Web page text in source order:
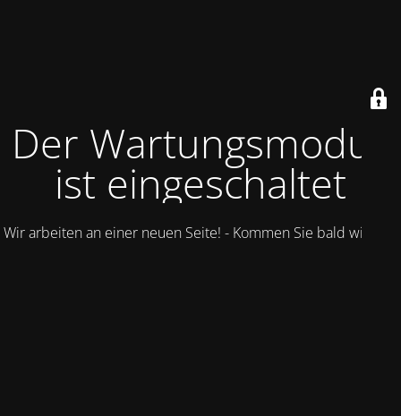
Der Wartungsmodus
ist eingeschaltet
Wir arbeiten an einer neuen Seite! - Kommen Sie bald wieder.